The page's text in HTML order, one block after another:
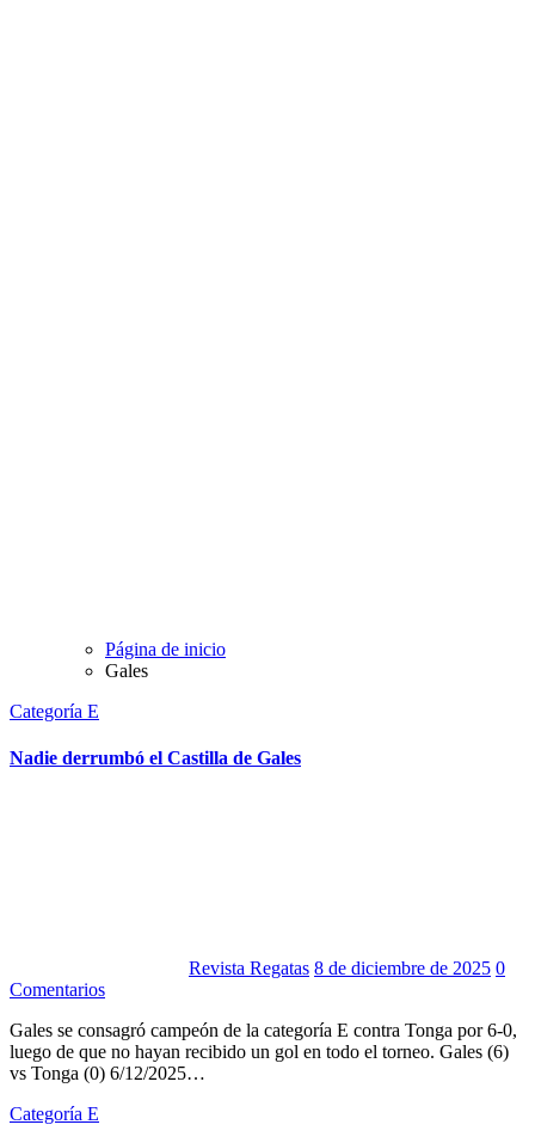
Página de inicio
Gales
Categoría E
Nadie derrumbó el Castilla de Gales
Revista Regatas 8 de diciembre de 2025 0
Comentarios
Gales se consagró campeón de la categoría E contra Tonga por 6-0,
luego de que no hayan recibido un gol en todo el torneo. Gales (6)
vs Tonga (0) 6/12/2025…
Categoría E